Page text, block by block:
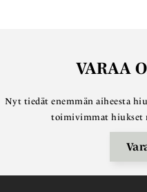
VARAA
Nyt tiedät enemmän aiheesta
toimivimmat hiukset